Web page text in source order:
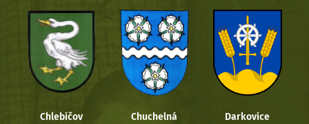
Chlebičov Chuchelná Darkovice